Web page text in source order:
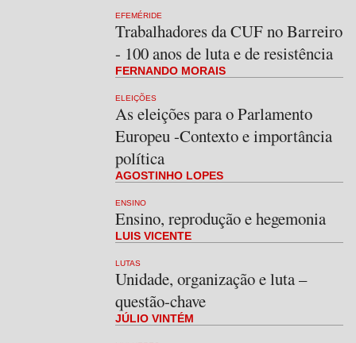
EFEMÉRIDE
Trabalhadores da CUF no Barreiro
- 100 anos de luta e de resistência
FERNANDO MORAIS
ELEIÇÕES
As eleições para o Parlamento
Europeu -Contexto e importância
política
AGOSTINHO LOPES
ENSINO
Ensino, reprodução e hegemonia
LUIS VICENTE
LUTAS
Unidade, organização e luta –
questão-chave
JÚLIO VINTÉM